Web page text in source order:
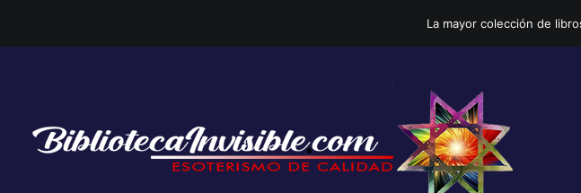
La mayor colección de